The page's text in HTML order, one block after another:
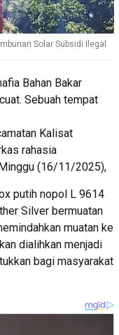
Solar Subsidi Ilegal
Bahan Bakar
Sebuah tempat
Kalisat
rahasia
(16/11/2025),
putih nopol L 9614
Silver bermuatan
muatan ke
dialihkan menjadi
bagi masyarakat